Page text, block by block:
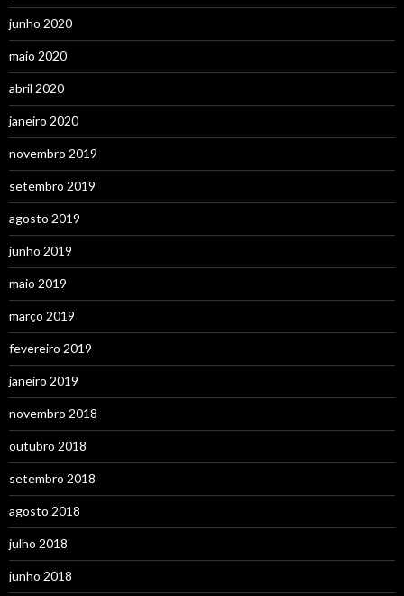
junho 2020
maio 2020
abril 2020
janeiro 2020
novembro 2019
setembro 2019
agosto 2019
junho 2019
maio 2019
março 2019
fevereiro 2019
janeiro 2019
novembro 2018
outubro 2018
setembro 2018
agosto 2018
julho 2018
junho 2018